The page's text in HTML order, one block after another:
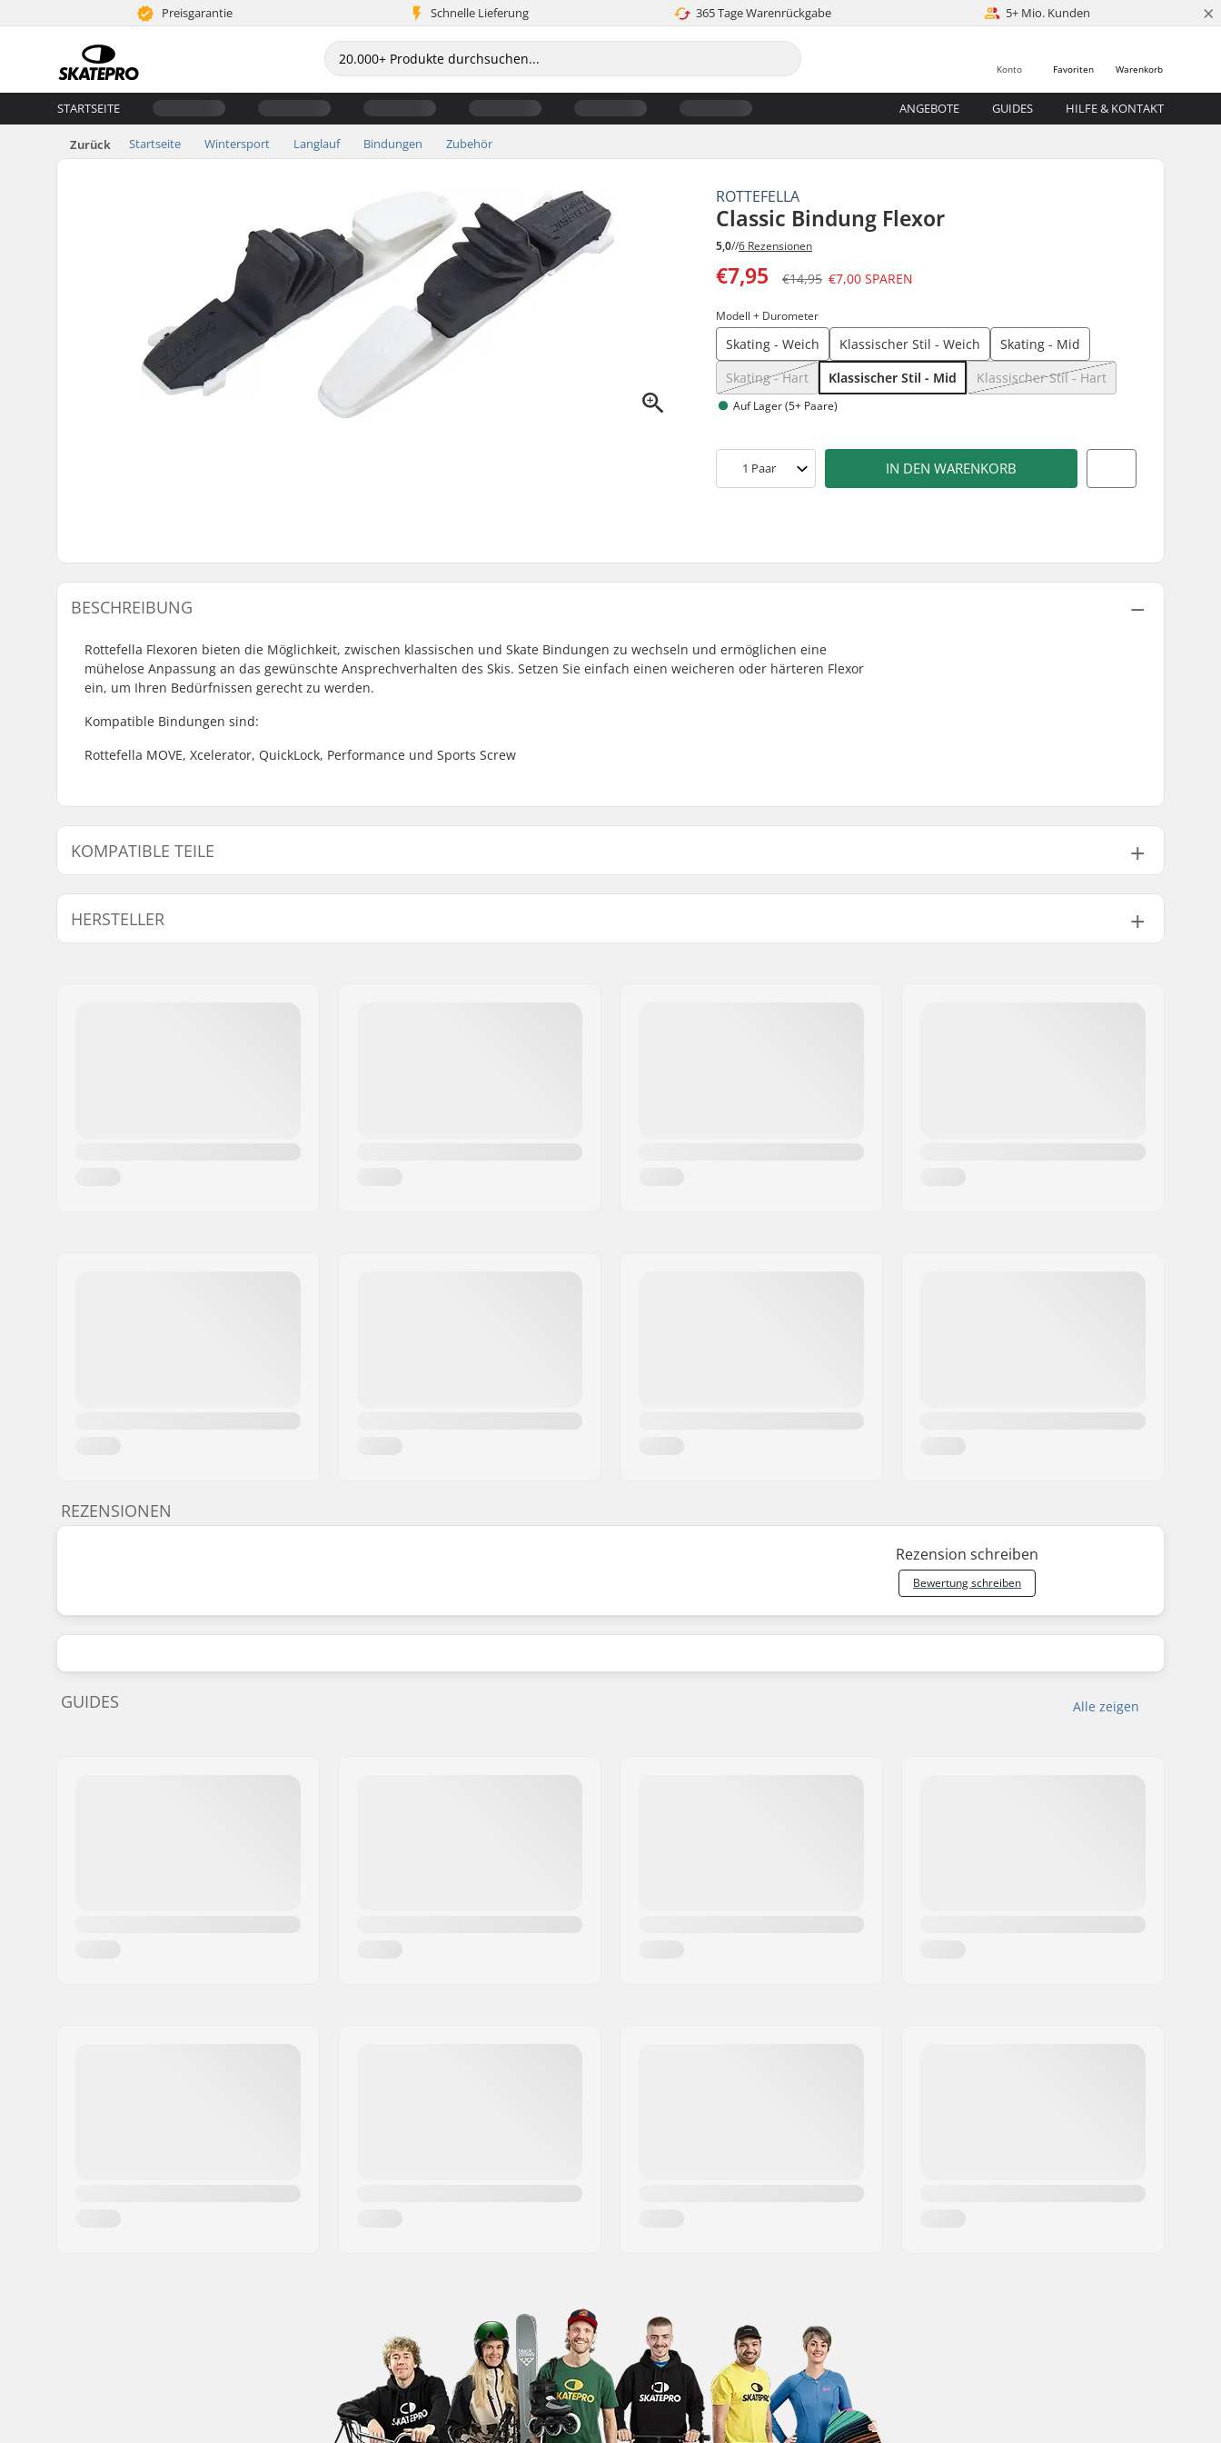
Preisgarantie Schnelle Lieferung 365 Tage Warenrückgabe 5+ Mio. Kunden ×
Warenkorb
Favoriten
Konto
STARTSEITE ANGEBOTE GUIDES HILFE & KONTAKT
Zurück Startseite Wintersport Langlauf Bindungen Zubehör
ROTTEFELLA
Classic Bindung Flexor
5,0//6 Rezensionen
€7,95 €14,95 €7,00 SPAREN
Modell + Durometer
Skating - Weich Klassischer Stil - Weich
Skating - Mid
Skating - Hart
Klassischer Stil - Mid Klassischer Stil - Hart
Auf Lager (5+ Paare)
1 Paar IN DEN WARENKORB
BESCHREIBUNG
Rottefella Flexoren bieten die Möglichkeit, zwischen klassischen und Skate Bindungen zu wechseln und ermöglichen eine
mühelose Anpassung an das gewünschte Ansprechverhalten des Skis. Setzen Sie einfach einen weicheren oder härteren Flexor
ein, um Ihren Bedürfnissen gerecht zu werden.
Kompatible Bindungen sind:
Rottefella MOVE, Xcelerator, QuickLock, Performance und Sports Screw
KOMPATIBLE TEILE
Finde Produkte die kompatibel sind mit Rottefella Classic Bindung Flexor:
HERSTELLER
REZENSIONEN
Rezension schreiben
Bewertung schreiben
Alle zeigen
GUIDES